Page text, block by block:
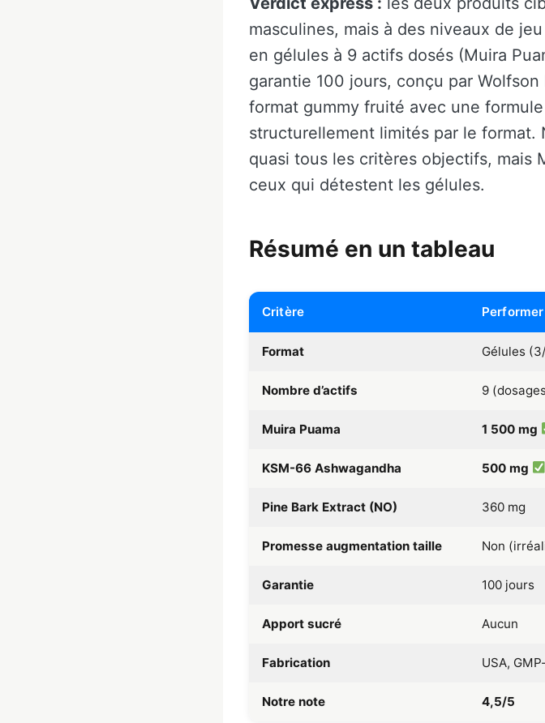
masculines, mais à des niveaux de
en gélules à 9 actifs dosés (Muira
garantie 100 jours, conçu par Wolfson
format gummy fruité avec une
structurellement limités par le
quasi tous les critères objectifs, mais
ceux qui détestent les gélules.
Résumé en un tableau
Critère
Format Gélules
Nombre d’actifs 9
Muira Puama 1 500 mg
KSM-66 Ashwagandha 500 mg
Pine Bark Extract (NO) 360 mg
Promesse augmentation taille Non
Garantie 100 jours
Apport sucré Aucun
Fabrication USA,
Notre note 4,5/5